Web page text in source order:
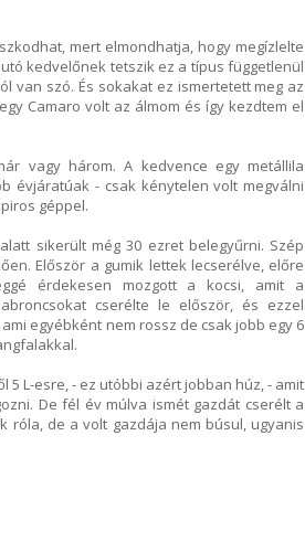
mert elmondhatja, hogy megízlelte
kedvelőnek tetszik ez a típus függetlenül
van szó. És sokakat ez ismertetett meg az
Camaro volt az álmom és így kezdtem el
vagy három. A kedvence egy metállila
évjáratúak - csak kénytelen volt megválni
géppel.
sikerült még 30 ezret belegyűrni. Szép
Először a gumik lettek lecserélve, előre
érdekesen mozgott a kocsi, amit a
cserélte le először, és ezzel
egyébként nem rossz de csak jobb egy 6
5 L-esre, - ez utóbbi azért jobban húz, - amit
De fél év múlva ismét gazdát cserélt a
róla, de a volt gazdája nem búsul, ugyanis